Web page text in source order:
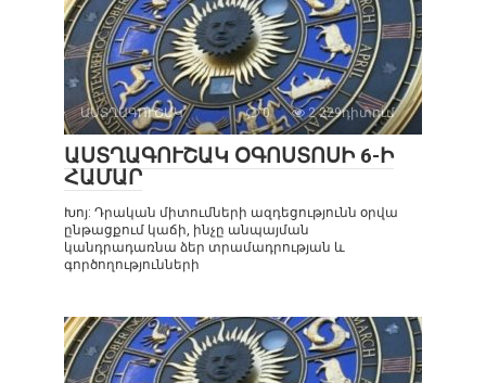
ԱՍՏՂԱԳՈՒՇԱԿ 0 2 229դիտում
ԱՍՏՂԱԳՈՒՇԱԿ ՕԳՈՍՏՈՍԻ 6-Ի
ՀԱՄԱՐ
Խոյ: Դրական միտումների ազդեցությունն օրվա
ընթացքում կաճի, ինչը անպայման
կանդրադառնա ձեր տրամադրության և
գործողությունների